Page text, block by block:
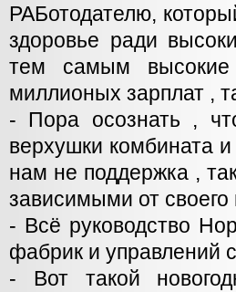
РАБотодателю,
здоровье ради
тем самым высокие
миллионых зарплат ,
- Пора осознать ,
верхушки комбината
нам не поддержка ,
зависимыми от своего
- Всё руководство
фабрик и управлений
- Вот такой